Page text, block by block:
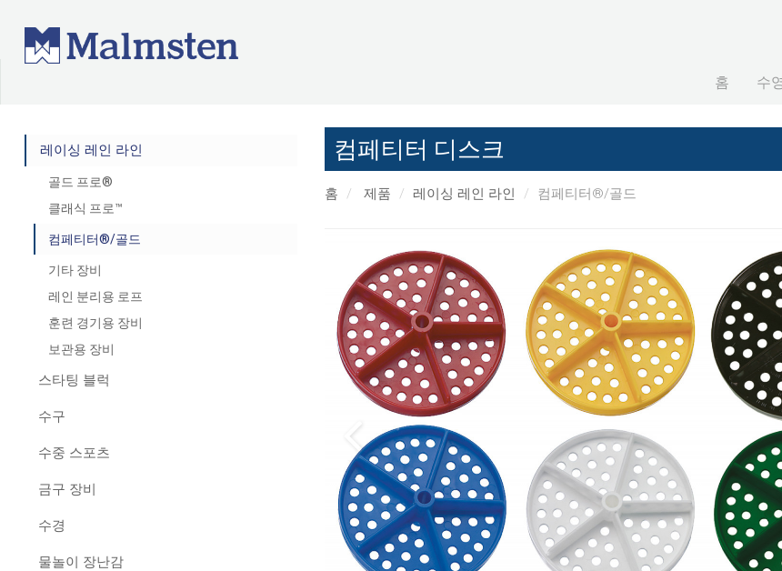
홈 수
컴페티터 디스크
홈 제품 레이싱 레인 라인 컴페티터®/골드
레이싱 레인 라인
골드 프로®
클래식 프로™
컴페티터®/골드
기타 장비
레인 분리용 로프
훈련 경기용 장비
보관용 장비
스타팅 블럭
수구
수중 스포츠
금구 장비
수경
물놀이 장난감